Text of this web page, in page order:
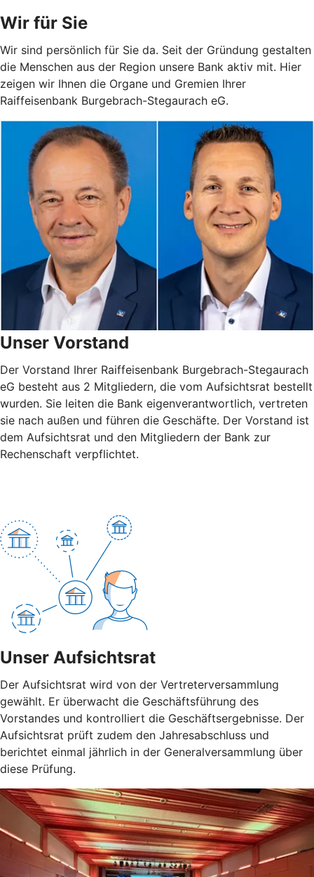
Wir für Sie
Wir sind persönlich für Sie da. Seit der Gründung gestalten
die Menschen aus der Region unsere Bank aktiv mit. Hier
zeigen wir Ihnen die Organe und Gremien Ihrer
Raiffeisenbank Burgebrach-Stegaurach eG.
Unser Vorstand
Der Vorstand Ihrer Raiffeisenbank Burgebrach-Stegaurach
eG besteht aus 2 Mitgliedern, die vom Aufsichtsrat bestellt
wurden. Sie leiten die Bank eigenverantwortlich, vertreten
sie nach außen und führen die Geschäfte. Der Vorstand ist
dem Aufsichtsrat und den Mitgliedern der Bank zur
Rechenschaft verpflichtet.
Unser Aufsichtsrat
Der Aufsichtsrat wird von der Vertreterversammlung
gewählt. Er überwacht die Geschäftsführung des
Vorstandes und kontrolliert die Geschäftsergebnisse. Der
Aufsichtsrat prüft zudem den Jahresabschluss und
berichtet einmal jährlich in der Generalversammlung über
diese Prüfung.